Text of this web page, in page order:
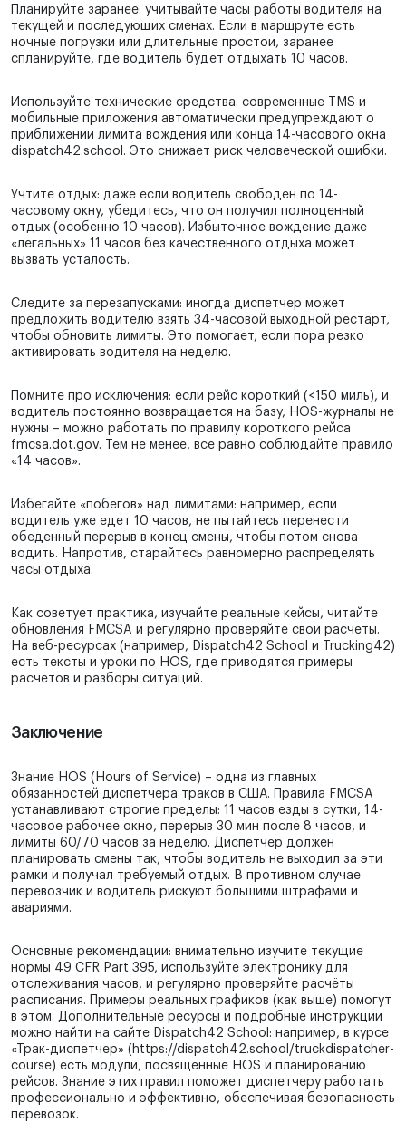
Планируйте заранее: учитывайте часы работы водителя на
текущей и последующих сменах. Если в маршруте есть
ночные погрузки или длительные простои, заранее
спланируйте, где водитель будет отдыхать 10 часов.
Используйте технические средства: современные TMS и
мобильные приложения автоматически предупреждают о
приближении лимита вождения или конца 14-часового окна
dispatch42.school. Это снижает риск человеческой ошибки.
Учтите отдых: даже если водитель свободен по 14-
часовому окну, убедитесь, что он получил полноценный
отдых (особенно 10 часов). Избыточное вождение даже
«легальных» 11 часов без качественного отдыха может
вызвать усталость.
Следите за перезапусками: иногда диспетчер может
предложить водителю взять 34-часовой выходной рестарт,
чтобы обновить лимиты. Это помогает, если пора резко
активировать водителя на неделю.
Помните про исключения: если рейс короткий (<150 миль), и
водитель постоянно возвращается на базу, HOS-журналы не
нужны – можно работать по правилу короткого рейса
fmcsa.dot.gov. Тем не менее, все равно соблюдайте правило
«14 часов».
Избегайте «побегов» над лимитами: например, если
водитель уже едет 10 часов, не пытайтесь перенести
обеденный перерыв в конец смены, чтобы потом снова
водить. Напротив, старайтесь равномерно распределять
часы отдыха.
Как советует практика, изучайте реальные кейсы, читайте
обновления FMCSA и регулярно проверяйте свои расчёты.
На веб-ресурсах (например, Dispatch42 School и Trucking42)
есть тексты и уроки по HOS, где приводятся примеры
расчётов и разборы ситуаций.
Заключение
Знание HOS (Hours of Service) – одна из главных
обязанностей диспетчера траков в США. Правила FMCSA
устанавливают строгие пределы: 11 часов езды в сутки, 14-
часовое рабочее окно, перерыв 30 мин после 8 часов, и
лимиты 60/70 часов за неделю. Диспетчер должен
планировать смены так, чтобы водитель не выходил за эти
рамки и получал требуемый отдых. В противном случае
перевозчик и водитель рискуют большими штрафами и
авариями.
Основные рекомендации: внимательно изучите текущие
нормы 49 CFR Part 395, используйте электронику для
отслеживания часов, и регулярно проверяйте расчёты
расписания. Примеры реальных графиков (как выше) помогут
в этом. Дополнительные ресурсы и подробные инструкции
можно найти на сайте Dispatch42 School: например, в курсе
«Трак-диспетчер» (https://dispatch42.school/truckdispatcher-
course) есть модули, посвящённые HOS и планированию
рейсов. Знание этих правил поможет диспетчеру работать
профессионально и эффективно, обеспечивая безопасность
перевозок.